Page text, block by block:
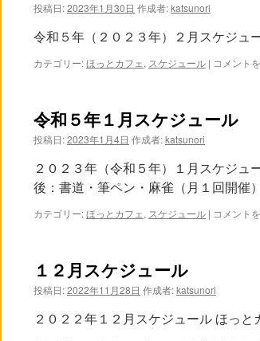
ル
は
投稿日:2023年1月30日 作成者:katsunori
令和５年（２０２３年）２
カテゴリー:ほっとカフェ, スケジュール | 令
２
ケ
ジ
ュ
ル
コメント
令和５年１月スケジュール
投稿日:2023年1月4日 作成者:katsunori
２０２３年（令和５年）１月スケジ
後：書道・筆ペン・麻雀（月１回開催
カテゴリー:ほっとカフェ, スケジュール | 令
月
ス
ケ
ジ
コメント
１２月スケジュール
投稿日:2022年11月28日 作成者:katsunori
２０２２年１２月スケジュール ほっと